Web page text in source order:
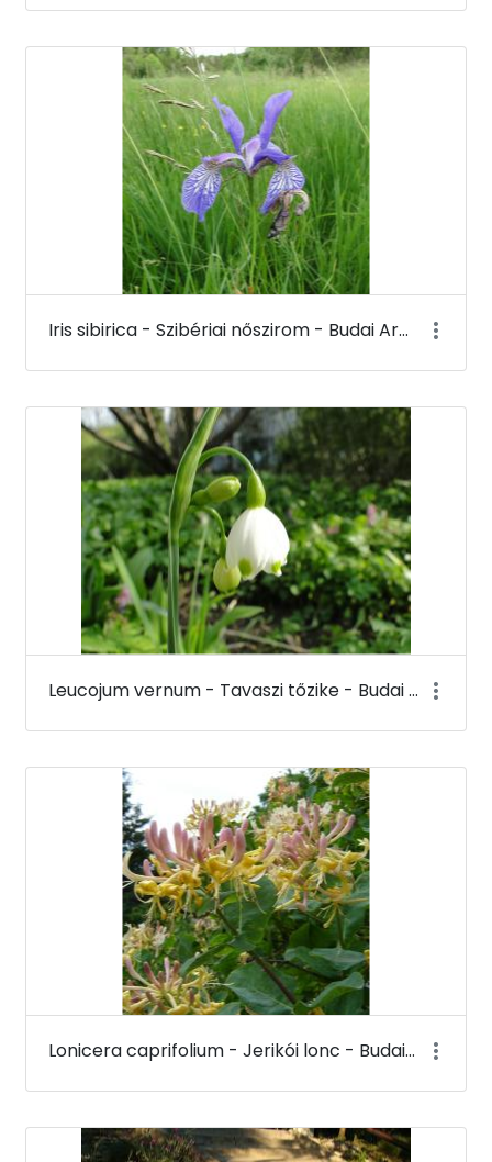
Iris sibirica - Szibériai nőszirom - Budai Arborétum
Leucojum vernum - Tavaszi tőzike - Budai Arborétum
Lonicera caprifolium - Jerikói lonc - Budai Arborétum